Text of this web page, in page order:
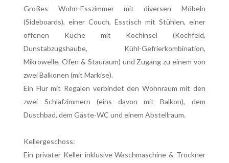
Großes Wohn-Esszimmer mit diversen Möbeln
(Sideboards), einer Couch, Esstisch mit Stühlen, einer
offenen Küche mit Kochinsel (Kochfeld,
Dunstabzugshaube, Kühl-Gefrierkombination,
Mikrowelle, Ofen & Stauraum) und Zugang zu einem von
zwei Balkonen (mit Markise).
Ein Flur mit Regalen verbindet den Wohnraum mit den
zwei Schlafzimmern (eins davon mit Balkon), dem
Duschbad, dem Gäste-WC und einem Abstellraum.
Kellergeschoss:
Ein privater Keller inklusive Waschmaschine & Trockner